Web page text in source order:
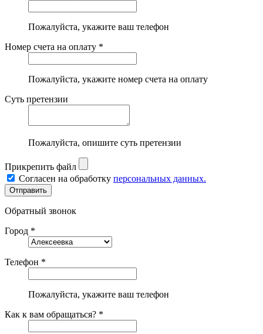
Пожалуйста, укажите ваш телефон
Номер счета на оплату *
Пожалуйста, укажите номер счета на оплату
Суть претензии
Пожалуйста, опишите суть претензии
Прикрепить файл
Согласен на обработку персональных данных.
Обратный звонок
Город *
Телефон *
Пожалуйста, укажите ваш телефон
Как к вам обращаться? *